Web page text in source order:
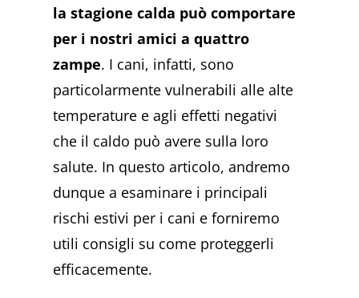
la stagione calda può comportare
per i nostri amici a quattro
zampe. I cani, infatti, sono
particolarmente vulnerabili alle alte
temperature e agli effetti negativi
che il caldo può avere sulla loro
salute. In questo articolo, andremo
dunque a esaminare i principali
rischi estivi per i cani e forniremo
utili consigli su come proteggerli
efficacemente.